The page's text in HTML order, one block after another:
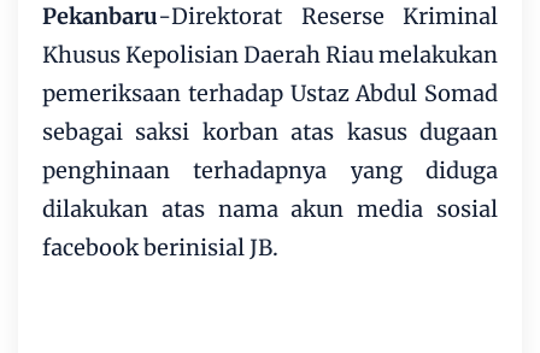
Pekanbaru-Direktorat Reserse Kriminal
Khusus Kepolisian Daerah Riau melakukan
pemeriksaan terhadap Ustaz Abdul Somad
sebagai saksi korban atas kasus dugaan
penghinaan terhadapnya yang diduga
dilakukan atas nama akun media sosial
facebook berinisial JB.